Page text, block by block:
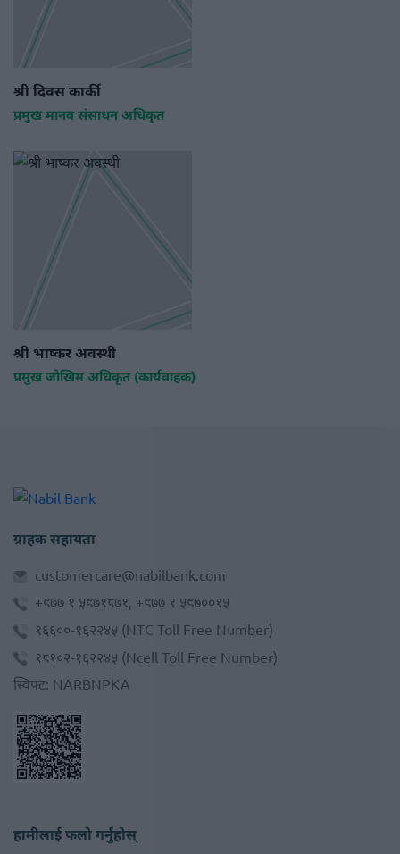
श्री दिवस कार्की
प्रमुख मानव संसाधन अधिकृत
श्री भाष्कर अवस्थी
प्रमुख जोखिम अधिकृत (कार्यवाहक)
ग्राहक सहायता
customercare@nabilbank.com
+९७७ १ ५९७१८७१, +९७७ १ ५९७००१५
१६६००-१६२२४५ (NTC Toll Free Number)
१८१०२-१६२२४५ (Ncell Toll Free Number)
स्विफ्ट: NARBNPKA
हामीलाई फलो गर्नुहोस्